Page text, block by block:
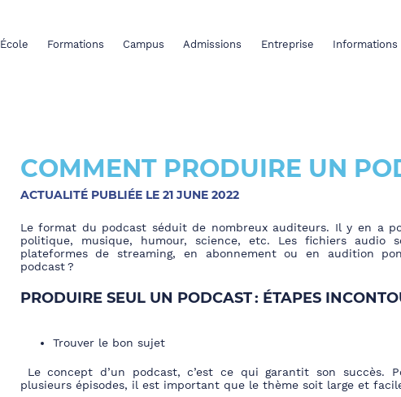
École Formations Campus Admissions Entreprise Informations
COMMENT PRODUIRE UN
ACTUALITÉ PUBLIÉE LE 21 JUNE 2022
Le format du podcast séduit de nombreux auditeurs. Il y en a
politique, musique, humour, science, etc. Les fichiers audio
plateformes de streaming, en abonnement ou en audition
podcast ?
PRODUIRE SEUL UN PODCAST : ÉTAPES
Trouver le bon sujet
Le concept d’un podcast, c’est ce qui garantit son succès.
plusieurs épisodes, il est important que le thème soit large et